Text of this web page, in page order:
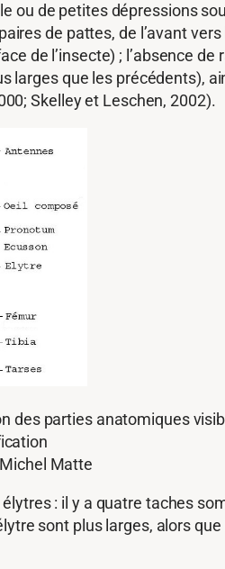
ou de petites dépressions
de pattes, de l’avant vers
de l’insecte) ; l’absence de
que les précédents),
Skelley et Leschen, 2002).
des parties anatomiques
Matte
: il y a quatre taches
sont plus larges, alors